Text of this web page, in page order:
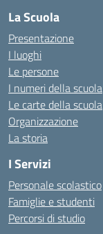
La Scuola
Presentazione
I luoghi
Le persone
I numeri della scuola
Le carte della scuola
Organizzazione
La storia
I Servizi
Personale scolastico
Famiglie e studenti
Percorsi di studio